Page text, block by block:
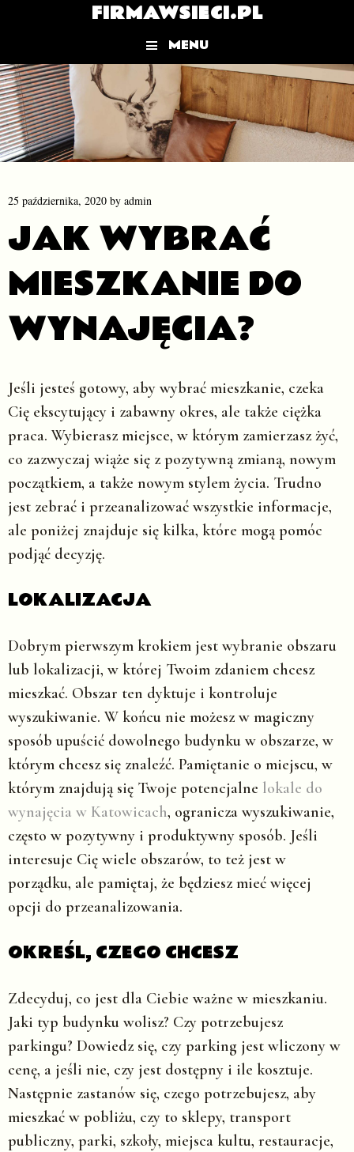
FIRMAWSIECI.PL
MENU
Skip to content
25 października, 2020 by admin
JAK WYBRAĆ
MIESZKANIE DO
WYNAJĘCIA?
Jeśli jesteś gotowy, aby wybrać mieszkanie, czeka
Cię ekscytujący i zabawny okres, ale także ciężka
praca. Wybierasz miejsce, w którym zamierzasz żyć,
co zazwyczaj wiąże się z pozytywną zmianą, nowym
początkiem, a także nowym stylem życia. Trudno
jest zebrać i przeanalizować wszystkie informacje,
ale poniżej znajduje się kilka, które mogą pomóc
podjąć decyzję.
LOKALIZACJA
Dobrym pierwszym krokiem jest wybranie obszaru
lub lokalizacji, w której Twoim zdaniem chcesz
mieszkać. Obszar ten dyktuje i kontroluje
wyszukiwanie. W końcu nie możesz w magiczny
sposób upuścić dowolnego budynku w obszarze, w
którym chcesz się znaleźć. Pamiętanie o miejscu, w
którym znajdują się Twoje potencjalne lokale do
wynajęcia w Katowicach, ogranicza wyszukiwanie,
często w pozytywny i produktywny sposób. Jeśli
interesuje Cię wiele obszarów, to też jest w
porządku, ale pamiętaj, że będziesz mieć więcej
opcji do przeanalizowania.
OKREŚL, CZEGO CHCESZ
Zdecyduj, co jest dla Ciebie ważne w mieszkaniu.
Jaki typ budynku wolisz? Czy potrzebujesz
parkingu? Dowiedz się, czy parking jest wliczony w
cenę, a jeśli nie, czy jest dostępny i ile kosztuje.
Następnie zastanów się, czego potrzebujesz, aby
mieszkać w pobliżu, czy to sklepy, transport
publiczny, parki, szkoły, miejsca kultu, restauracje,